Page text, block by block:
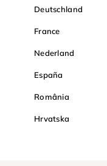
Deutschland
France
Nederland
España
România
Hrvatska